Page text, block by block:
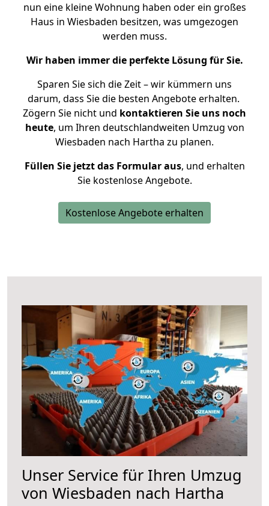
nun eine kleine Wohnung haben oder ein großes
Haus in Wiesbaden besitzen, was umgezogen
werden muss.
Wir haben immer die perfekte Lösung für Sie.
Sparen Sie sich die Zeit – wir kümmern uns
darum, dass Sie die besten Angebote erhalten.
Zögern Sie nicht und kontaktieren Sie uns noch
heute, um Ihren deutschlandweiten Umzug von
Wiesbaden nach Hartha zu planen.
Füllen Sie jetzt das Formular aus, und erhalten
Sie kostenlose Angebote.
Kostenlose Angebote erhalten
Unser Service für Ihren Umzug
von Wiesbaden nach Hartha